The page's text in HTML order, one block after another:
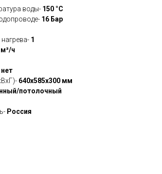
воды- 150 °С
16 Бар
1
ч
нет
640х585х300 мм
потолочный
Россия